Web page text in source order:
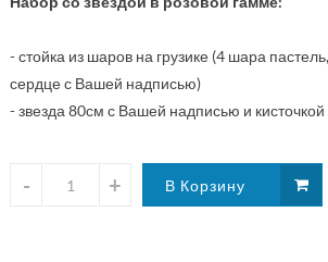
- стойка из шаров на грузике (4 шара
сердце с Вашей надписью)
- звезда 80см с Вашей надписью и кисточкой